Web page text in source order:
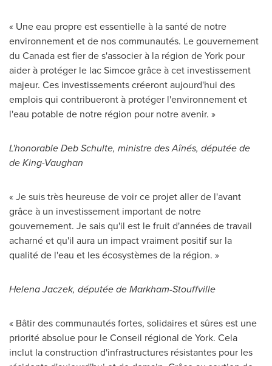
« Une eau propre est essentielle à la santé de notre
environnement et de nos communautés. Le gouvernement
du Canadaest fier de s'associer à la région deYork pour
aider à protéger le lacSimcoegrâce à cet investissement
majeur. Ces investissements créeront aujourd'hui des
emplois qui contribueront à protéger l'environnement et
l'eau potable de notre région pour notre avenir. »
L'honorableDeb Schulte, ministre des Aînés, députée de
de King-Vaughan
« Je suis très heureuse de voir ce projet aller de l'avant
grâce à un investissement important de notre
gouvernement. Je sais qu'il est le fruit d'années de travail
acharné et qu'il aura un impact vraiment positif sur la
qualité de l'eau et les écosystèmes de la région. »
Helena Jaczek, députée deMarkham-Stouffville
« Bâtir des communautés fortes, solidaires et sûres est une
priorité absolue pour le Conseil régional deYork. Cela
inclut la construction d'infrastructures résistantes pour les